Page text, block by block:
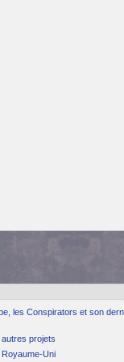
les Conspirators et son
projets
Uni